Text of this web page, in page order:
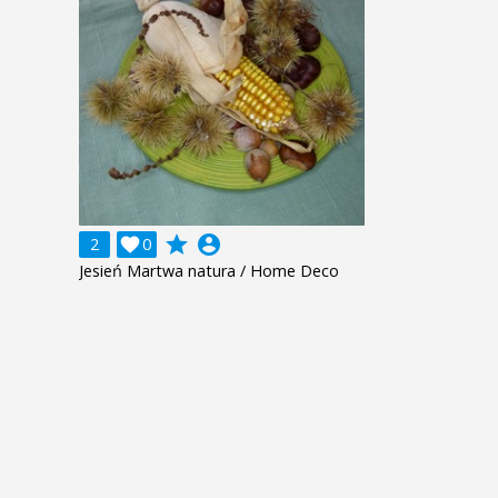
2 0
 grade account_circle
Jesień Martwa natura / Home Deco